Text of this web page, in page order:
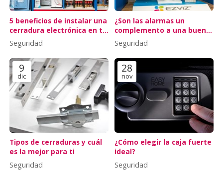
5 beneficios de instalar una
cerradura electrónica en tu
piso turístico
Seguridad
¿Son las alarmas un
complemento a una buena
cerradura?
Seguridad
9
dic
Tipos de cerraduras y cuál
es la mejor para ti
Seguridad
28
nov
¿Cómo elegir la caja fuerte
ideal?
Seguridad